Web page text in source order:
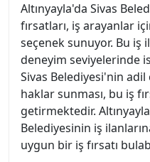
Altınyayla'da Sivas
fırsatları, iş arayanlar
seçenek sunuyor. Bu iş
deneyim seviyelerinde
Sivas Belediyesi'nin adil
haklar sunması, bu iş
getirmektedir.
Belediyesinin iş
uygun bir iş fırsatı